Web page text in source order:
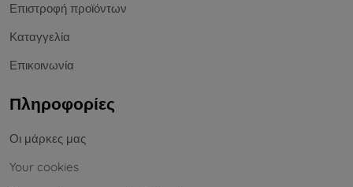
Επιστροφή προϊόντων
Καταγγελία
Επικοινωνία
Πληροφορίες
Οι μάρκες μας
Your cookies